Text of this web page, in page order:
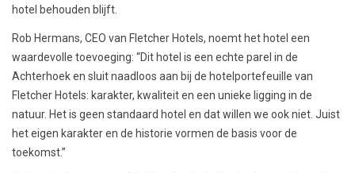
hotel behouden blijft.
Rob Hermans, CEO van Fletcher Hotels, noemt het hotel een
waardevolle toevoeging: “Dit hotel is een echte parel in de
Achterhoek en sluit naadloos aan bij de hotelportefeuille van
Fletcher Hotels: karakter, kwaliteit en een unieke ligging in de
natuur. Het is geen standaard hotel en dat willen we ook niet. Juist
het eigen karakter en de historie vormen de basis voor de
toekomst.”